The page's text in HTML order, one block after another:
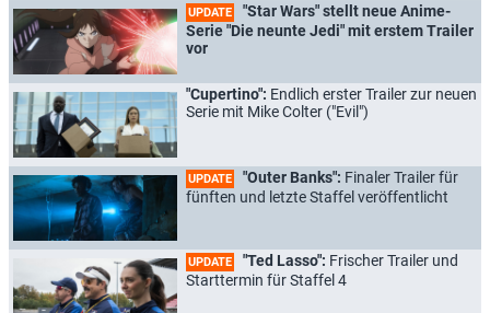
UPDATE
"Star Wars" stellt neue Anime-
Serie "Die neunte Jedi" mit erstem Trailer
vor
"Cupertino": Endlich erster Trailer zur neuen
Serie mit Mike Colter ("Evil")
UPDATE "Outer Banks": Finaler Trailer für
fünften und letzte Staffel veröffentlicht
UPDATE "Ted Lasso": Frischer Trailer und
Starttermin für Staffel 4